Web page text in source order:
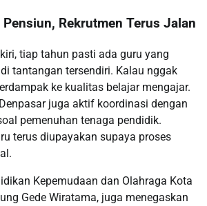
Rekrutmen Terus Jalan
tiap tahun pasti ada guru yang
tantangan tersendiri. Kalau nggak
ke kualitas belajar mengajar.
juga aktif koordinasi dengan
pemenuhan tenaga pendidik.
terus diupayakan supaya proses
Kepemudaan dan Olahraga Kota
Gede Wiratama, juga menegaskan